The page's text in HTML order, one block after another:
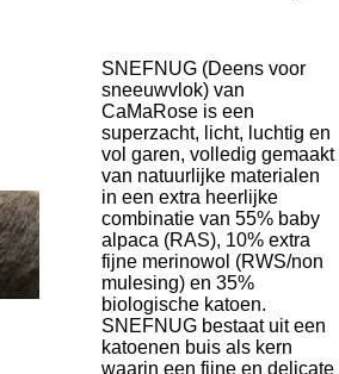
SNEFNUG (Deens voor
sneeuwvlok) van
CaMaRose is een
superzacht, licht, luchtig en
vol garen, volledig gemaakt
van natuurlijke materialen
in een extra heerlijke
combinatie van 55% baby
alpaca (RAS), 10% extra
fijne merinowol (RWS/non
mulesing) en 35%
biologische katoen.
SNEFNUG bestaat uit een
katoenen buis als kern
waarin een fijne en delicate